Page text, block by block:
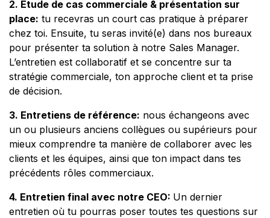
2. Étude de cas commerciale & présentation sur
place: tu recevras un court cas pratique à préparer
chez toi. Ensuite, tu seras invité(e) dans nos bureaux
pour présenter ta solution à notre Sales Manager.
L’entretien est collaboratif et se concentre sur ta
stratégie commerciale, ton approche client et ta prise
de décision.
3. Entretiens de référence: nous échangeons avec
un ou plusieurs anciens collègues ou supérieurs pour
mieux comprendre ta manière de collaborer avec les
clients et les équipes, ainsi que ton impact dans tes
précédents rôles commerciaux.
4. Entretien final avec notre CEO: Un dernier
entretien où tu pourras poser toutes tes questions sur